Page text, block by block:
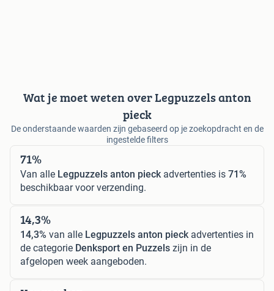
Wat je moet weten over Legpuzzels anton
pieck
De onderstaande waarden zijn gebaseerd op je zoekopdracht en de
ingestelde filters
71%
Van alle Legpuzzels anton pieck advertenties is 71%
beschikbaar voor verzending.
14,3%
14,3% van alle Legpuzzels anton pieck advertenties in
de categorie Denksport en Puzzels zijn in de
afgelopen week aangeboden.